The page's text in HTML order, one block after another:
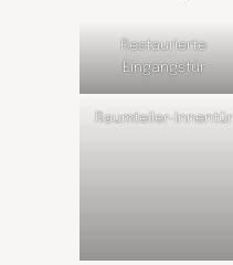
Restaurierte
Eingangstür
Raumteiler-Innentür